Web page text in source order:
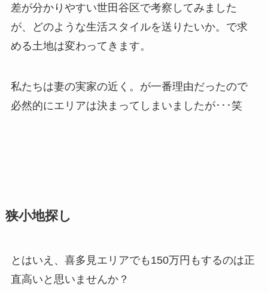
差が分かりやすい世田谷区で考察してみました
が、どのような生活スタイルを送りたいか。で求
める土地は変わってきます。
私たちは妻の実家の近く。が一番理由だったので
必然的にエリアは決まってしまいましたが･･･笑
狭小地探し
とはいえ、喜多見エリアでも150万円もするのは正
直高いと思いませんか？